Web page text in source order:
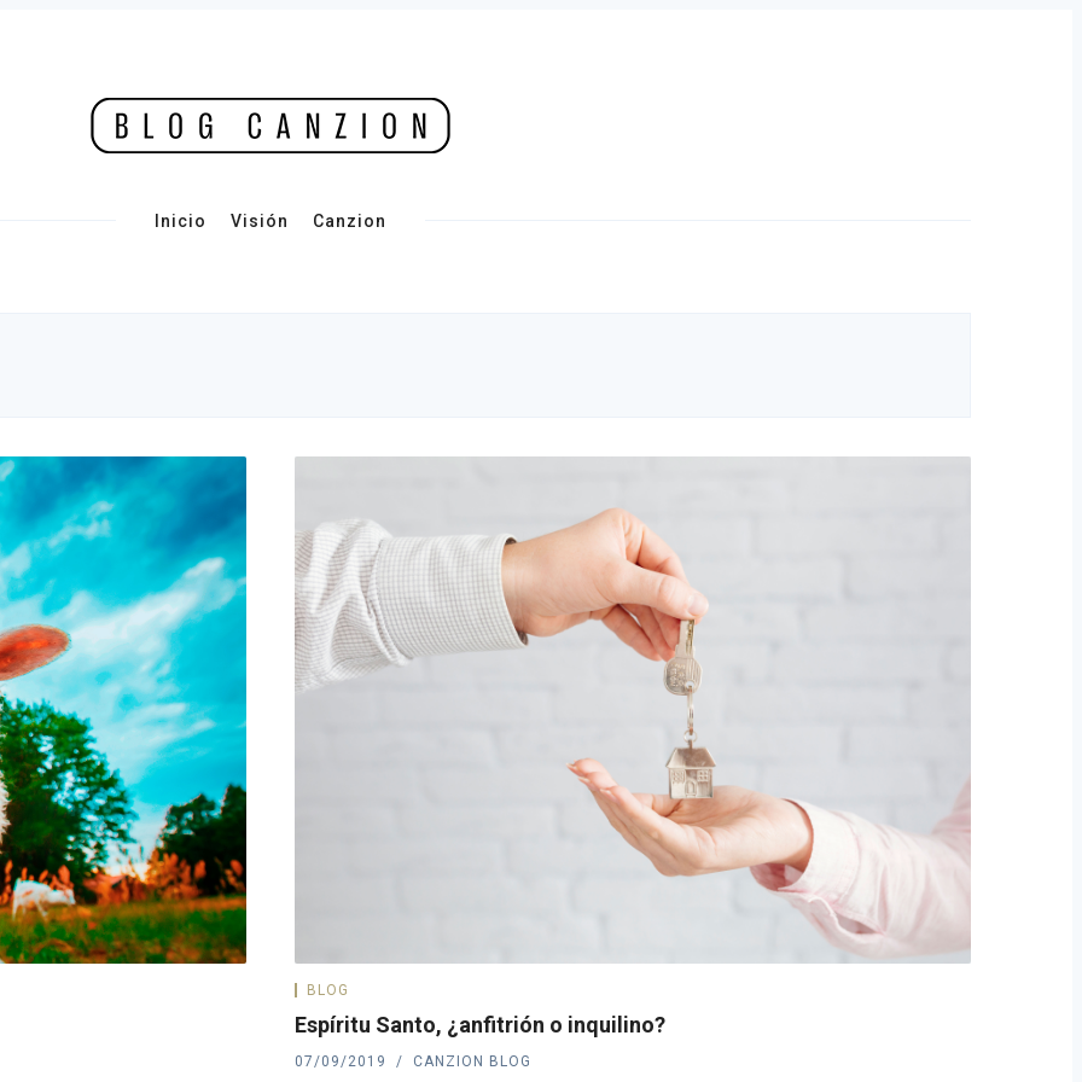
Inicio Visión Canzion
BLOG
Espíritu Santo, ¿anfitrión o inquilino?
07/09/2019 CANZION BLOG